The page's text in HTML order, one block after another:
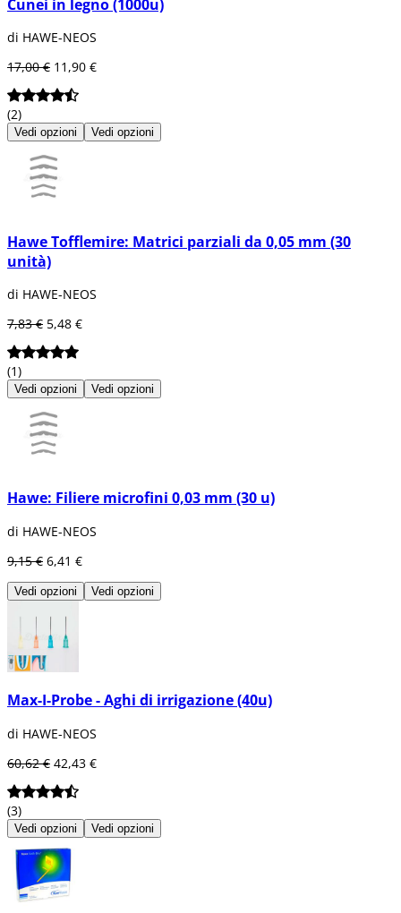
Cunei in legno (1000u)
di HAWE-NEOS
17,00 € 11,90 €
(2)
Vedi opzioni Vedi opzioni
Hawe Tofflemire: Matrici parziali da 0,05 mm (30
unità)
di HAWE-NEOS
7,83 € 5,48 €
(1)
Vedi opzioni Vedi opzioni
Hawe: Filiere microfini 0,03 mm (30 u)
di HAWE-NEOS
9,15 € 6,41 €
Vedi opzioni Vedi opzioni
Max-I-Probe - Aghi di irrigazione (40u)
di HAWE-NEOS
60,62 € 42,43 €
(3)
Vedi opzioni Vedi opzioni